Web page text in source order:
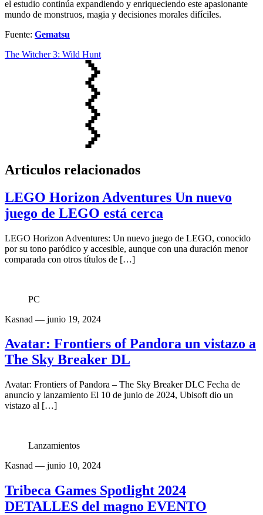
el estudio continúa expandiendo y enriqueciendo este apasionante
mundo de monstruos, magia y decisiones morales difíciles.
Fuente: Gematsu
The Witcher 3: Wild Hunt
Articulos relacionados
LEGO Horizon Adventures Un nuevo
juego de LEGO está cerca
LEGO Horizon Adventures: Un nuevo juego de LEGO, conocido
por su tono paródico y accesible, aunque con una duración menor
comparada con otros títulos de […]
PC
Kasnad — junio 19, 2024
Avatar: Frontiers of Pandora un vistazo a
The Sky Breaker DL
Avatar: Frontiers of Pandora – The Sky Breaker DLC Fecha de
anuncio y lanzamiento El 10 de junio de 2024, Ubisoft dio un
vistazo al […]
Lanzamientos
Kasnad — junio 10, 2024
Tribeca Games Spotlight 2024
DETALLES del magno EVENTO